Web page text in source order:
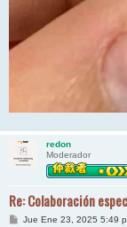
redon
Moderador
Re: Colaboración
M
Jue Ene 23, 2025 5:49